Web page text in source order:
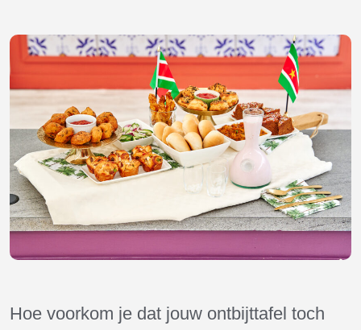
Hoe voorkom je dat jouw ontbijttafel toch